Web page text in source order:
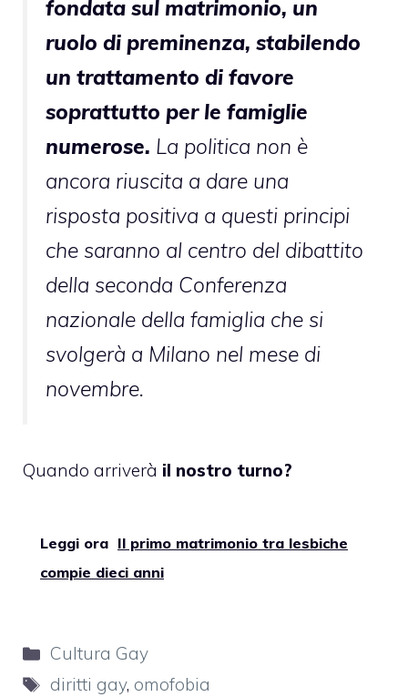
fondata sul matrimonio, un
ruolo di preminenza, stabilendo
un trattamento di favore
soprattutto per le famiglie
numerose. La politica non è
ancora riuscita a dare una
risposta positiva a questi principi
che saranno al centro del dibattito
della seconda Conferenza
nazionale della famiglia che si
svolgerà a Milano nel mese di
novembre.
Quando arriverà il nostro turno?
Leggi ora Il primo matrimonio tra lesbiche
compie dieci anni
Categorie
Cultura Gay
Tag
diritti gay, omofobia